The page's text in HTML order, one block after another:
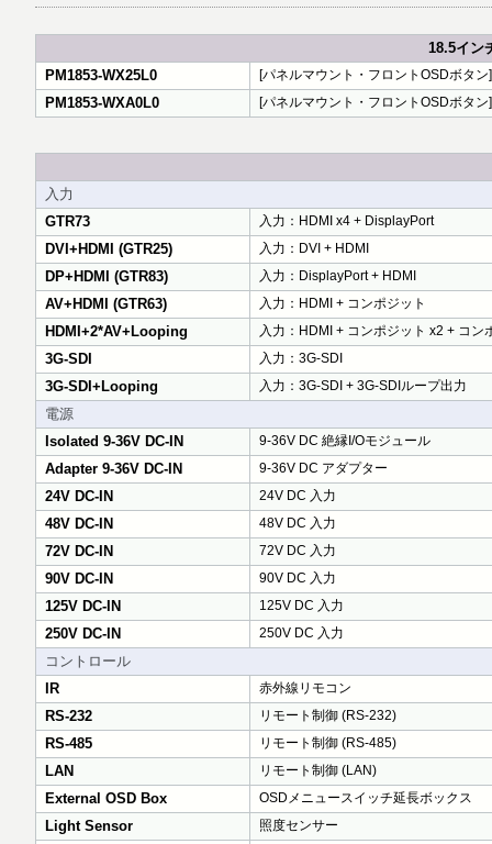
18.5イン
PM1853-WX25L0
[パネルマウント・フロントOSDボタ
PM1853-WXA0L0 [パネルマウント・フロントOSDボタ
入力
GTR73
入力：HDMI x4 + DisplayPort
DVI+HDMI (GTR25) 入力：DVI + HDMI
DP+HDMI (GTR83) 入力：DisplayPort + HDMI
AV+HDMI (GTR63) 入力：HDMI + コンポジット
HDMI+2*AV+Looping 入力：HDMI + コンポジット x2 + コン
3G-SDI 入力：3G-SDI
3G-SDI+Looping 入力：3G-SDI + 3G-SDIループ出力
電源
Isolated 9-36V DC-IN
9-36V DC 絶縁I/Oモジュール
Adapter 9-36V DC-IN 9-36V DC アダプター
24V DC-IN 24V DC 入力
48V DC-IN 48V DC 入力
72V DC-IN 72V DC 入力
90V DC-IN 90V DC 入力
125V DC-IN 125V DC 入力
250V DC-IN 250V DC 入力
コントロール
IR
赤外線リモコン
RS-232 リモート制御 (RS-232)
RS-485 リモート制御 (RS-485)
LAN リモート制御 (LAN)
External OSD Box OSDメニュースイッチ延長ボックス
Light Sensor 照度センサー